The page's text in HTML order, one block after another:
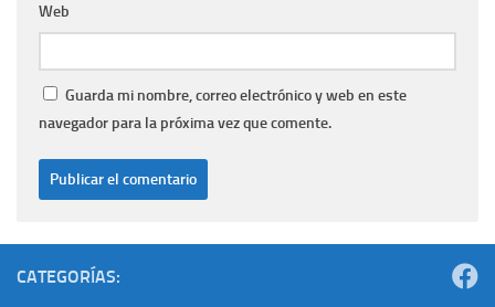
Web
Guarda mi nombre, correo electrónico y web en este
navegador para la próxima vez que comente.
CATEGORÍAS: